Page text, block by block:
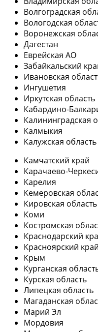
Волгоградская
Вологодская
Воронежская
Дагестан
Еврейская АО
Забайкальский
Ивановская
Ингушетия
Иркутская область
Кабардино-
Калининградская
Калмыкия
Калужская область
Камчатский край
Карачаево-
Карелия
Кемеровская
Кировская область
Коми
Костромская
Краснодарский
Красноярский край
Крым
Курганская
Курская область
Липецкая область
Магаданская
Марий Эл
Мордовия